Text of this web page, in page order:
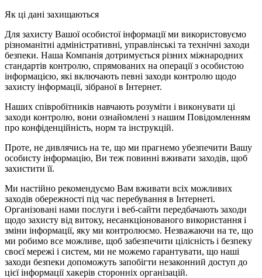
Як ці дані захищаються
Для захисту Вашої особистої інформації ми використовуємо
різноманітні адміністративні, управлінські та технічні заходи
безпеки. Наша Компанія дотримується різних міжнародних
стандартів контролю, спрямованих на операції з особистою
інформацією, які включають певні заходи контролю щодо
захисту інформації, зібраної в Інтернет.
Наших співробітників навчають розуміти і виконувати ці
заходи контролю, вони ознайомлені з нашим Повідомленням
про конфіденційність, норм та інструкцій.
Проте, не дивлячись на те, що ми прагнемо убезпечити Вашу
особисту інформацію, Ви теж повинні вживати заходів, щоб
захистити її.
Ми настійно рекомендуємо Вам вживати всіх можливих
заходів обережності під час перебування в Інтернеті.
Організовані нами послуги і веб-сайти передбачають заходи
щодо захисту від витоку, несанкціонованого використання і
зміни інформації, яку ми контролюємо. Незважаючи на те, що
ми робимо все можливе, щоб забезпечити цілісність і безпеку
своєї мережі і систем, ми не можемо гарантувати, що наші
заходи безпеки допоможуть запобігти незаконний доступ до
цієї інформації хакерів сторонніх організацій.